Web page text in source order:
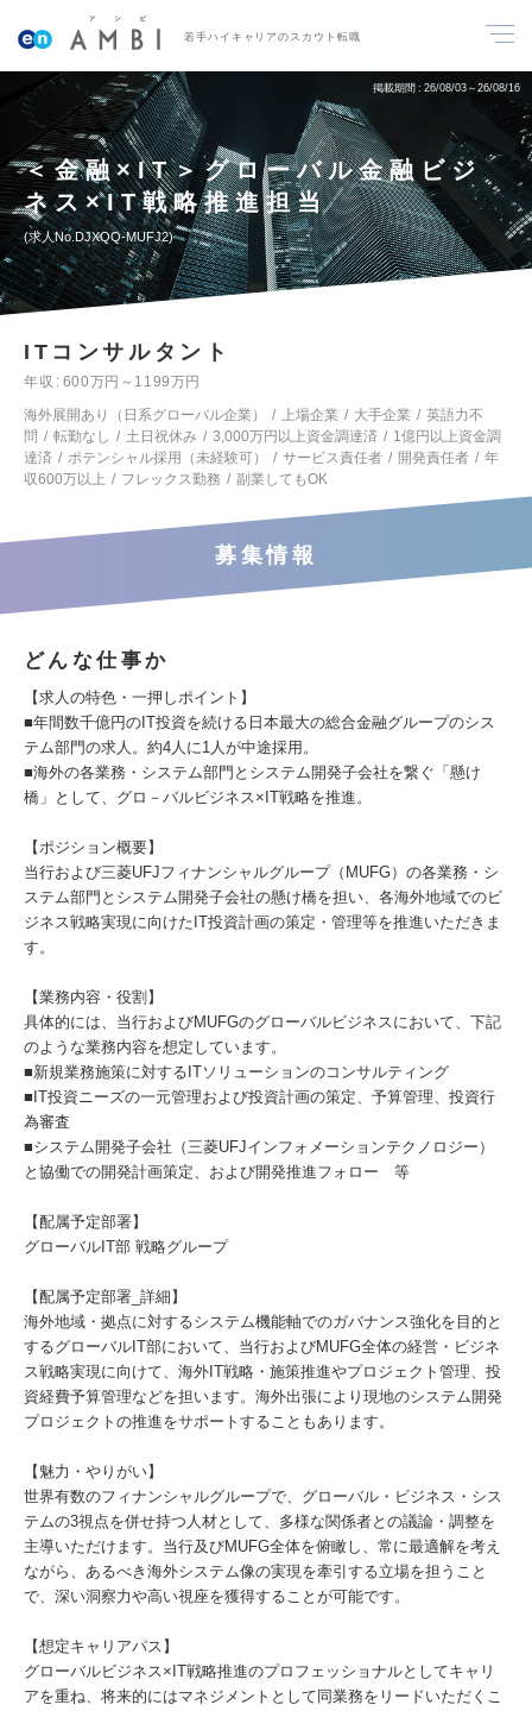
若手ハイキャリアのスカウト転職
掲載期間 26/08/03～26/08/16
＜金融×IT＞グローバル金融ビジ
ネス×IT戦略推進担当
求人No.DJXQQ-MUFJ2
ITコンサルタント
年収
600万円～1199万円
海外展開あり（日系グローバル企業）
上場企業 大手企業
英語力不
問
転勤なし 土日祝休み 3,000万円以上資金調達済
1億円以上資金調
達済
ポテンシャル採用（未経験可） サービス責任者 開発責任者
年
収600万以上
フレックス勤務 副業してもOK
募集情報
どんな仕事か
【求人の特色・一押しポイント】
■年間数千億円のIT投資を続ける日本最大の総合金融グループのシス
テム部門の求人。約4人に1人が中途採用。
■海外の各業務・システム部門とシステム開発子会社を繋ぐ「懸け
橋」として、グロ－バルビジネス×IT戦略を推進。
【ポジション概要】
当行および三菱UFJフィナンシャルグループ（MUFG）の各業務・シ
ステム部門とシステム開発子会社の懸け橋を担い、各海外地域でのビ
ジネス戦略実現に向けたIT投資計画の策定・管理等を推進いただきま
す。
【業務内容・役割】
具体的には、当行およびMUFGのグローバルビジネスにおいて、下記
のような業務内容を想定しています。
■新規業務施策に対するITソリューションのコンサルティング
■IT投資ニーズの一元管理および投資計画の策定、予算管理、投資行
為審査
■システム開発子会社（三菱UFJインフォメーションテクノロジー）
と協働での開発計画策定、および開発推進フォロー 等
【配属予定部署】
グローバルIT部 戦略グループ
【配属予定部署_詳細】
海外地域・拠点に対するシステム機能軸でのガバナンス強化を目的と
するグローバルIT部において、当行およびMUFG全体の経営・ビジネ
ス戦略実現に向けて、海外IT戦略・施策推進やプロジェクト管理、投
資経費予算管理などを担います。海外出張により現地のシステム開発
プロジェクトの推進をサポートすることもあります。
【魅力・やりがい】
世界有数のフィナンシャルグループで、グローバル・ビジネス・シス
テムの3視点を併せ持つ人材として、多様な関係者との議論・調整を
主導いただけます。当行及びMUFG全体を俯瞰し、常に最適解を考え
ながら、あるべき海外システム像の実現を牽引する立場を担うこと
で、深い洞察力や高い視座を獲得することが可能です。
【想定キャリアパス】
グローバルビジネス×IT戦略推進のプロフェッショナルとしてキャリ
アを重ね、将来的にはマネジメントとして同業務をリードいただくこ